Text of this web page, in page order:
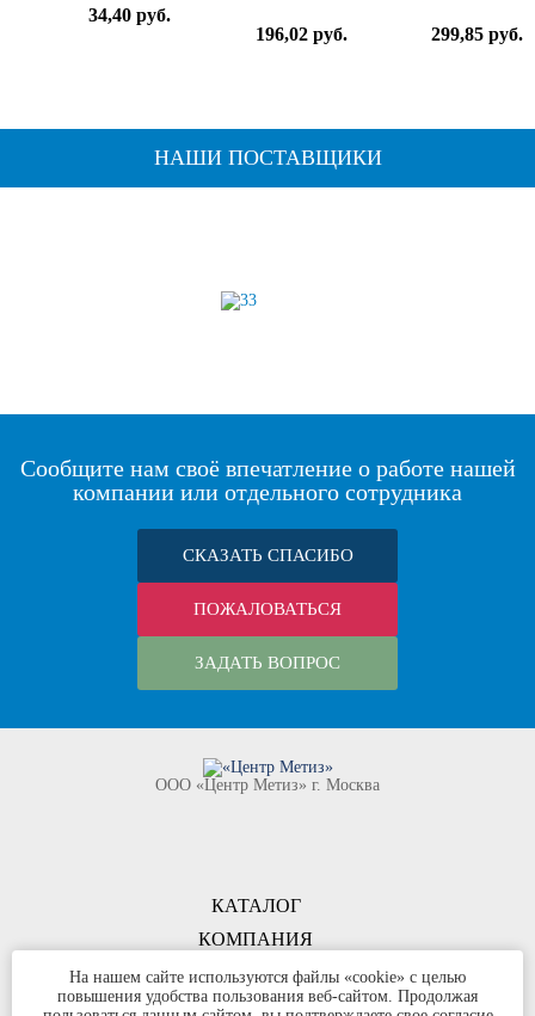
34,40 руб.
196,02 руб. 299,85 руб.
НАШИ ПОСТАВЩИКИ
Сообщите нам своё впечатление о работе нашей
компании или отдельного сотрудника
СКАЗАТЬ СПАСИБО
ПОЖАЛОВАТЬСЯ
ЗАДАТЬ ВОПРОС
КОМПАНИЯ
ООО «Центр Метиз» г. Москва
КАТАЛОГ
КОНТАКТЫ
©ООО «Центр Метиз» 2000-2026
На нашем сайте используются файлы «cookie» с целью
повышения удобства пользования веб-сайтом. Продолжая